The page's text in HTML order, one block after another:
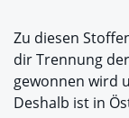
Zu diesen
dir Trennung
gewonnen wird
Deshalb ist in